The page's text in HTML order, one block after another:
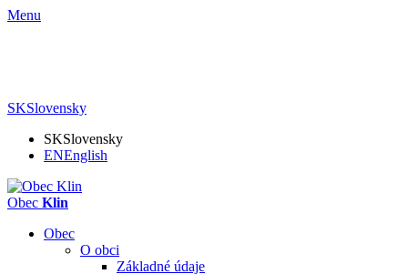
Menu
SKSlovensky
SKSlovensky
ENEnglish
Obec Klin
Obec
O obci
Základné údaje